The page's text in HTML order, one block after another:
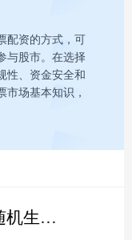
配资的方式，可
与股市。在选择
性、资金安全和
场基本知识，
衡阳配资群随机生成含有中立性、权威性、客观性、合规性和信息实用性适合网站发布不超30字的标题